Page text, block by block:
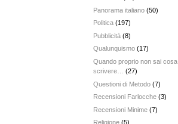
Panorama italiano (50)
Politica (197)
Pubblicità (8)
Qualunquismo (17)
Quando proprio non sai cosa
scrivere…
(27)
Questioni di Metodo (7)
Recensioni Farlocche (3)
Recensioni Minime (7)
Religione (5)